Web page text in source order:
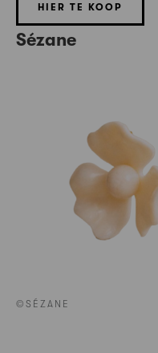
HIER TE KOOP
Sézane
©SÉZANE